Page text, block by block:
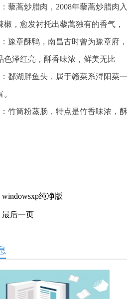
藜蒿炒腊肉，2008年藜蒿炒腊肉
椒，愈发衬托出藜蒿独有的香气，
豫章酥鸭，南昌古时曾为豫章府
色泽红亮，酥香味浓，鲜美无比
鄱湖胖鱼头，属于赣菜系浔阳菜
竹筒粉蒸肠，特点是竹香味浓，
windowsxp纯净版
最后一页